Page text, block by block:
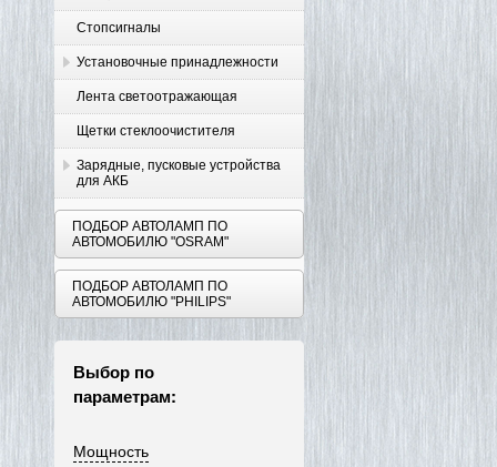
Стопсигналы
Установочные принадлежности
Лента светоотражающая
Щетки стеклоочистителя
Зарядные, пусковые устройства
для АКБ
ПОДБОР АВТОЛАМП ПО
АВТОМОБИЛЮ "OSRAM"
ПОДБОР АВТОЛАМП ПО
АВТОМОБИЛЮ "PHILIPS"
Выбор по
параметрам:
Мощность